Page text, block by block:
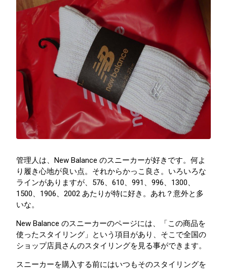
管理人は、New Balance のスニーカーが好きです。何よ
り履き心地が良い点。それからかっこ良さ。いろいろな
ラインがありますが、576、610、991、996、1300、
1500、1906、2002 あたりが特に好き。あれ？意外と多
いな。
New Balance のスニーカーのページには、「この商品を
使ったスタイリング」という項目があり、そこで全国の
ショップ店員さんのスタイリングを見る事ができます。
スニーカーを購入する前にはいつもそのスタイリングを